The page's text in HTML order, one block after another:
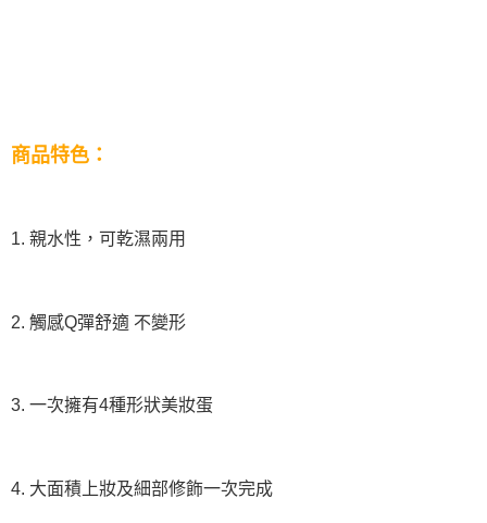
商品特色：
1. 親水性，可乾濕兩用
2. 觸感Q彈舒適 不變形
3. 一次擁有4種形狀美妝蛋
4. 大面積上妝及細部修飾一次完成